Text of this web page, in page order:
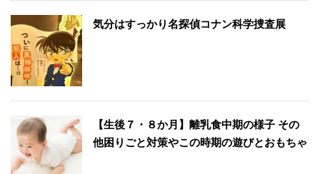
気分はすっかり名探偵コナン科学捜査展
【生後７・８か月】離乳食中期の様子 その
他困りごと対策やこの時期の遊びとおもちゃ